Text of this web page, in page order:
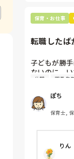
保育・お仕事
転職したば
子どもが勝
ないのに、
と書かされ
休憩時間に
（そう言う本
しかも、上
「どうした
呼ばれて一
休憩 園長先
ぽち
保育士,
りん